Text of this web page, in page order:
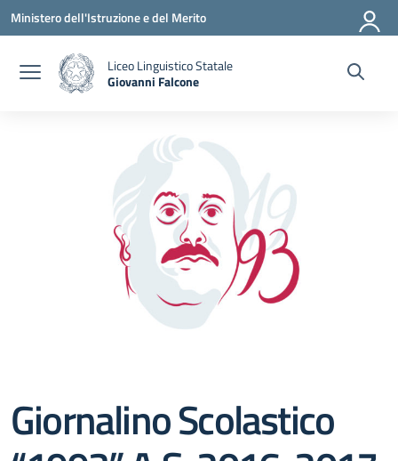
Vai ai contenuti
Vai al menu di navigazione
Vai al footer
Ministero dell'Istruzione e del Merito
Liceo Linguistico Statale
Giovanni Falcone
Giornalino Scolastico